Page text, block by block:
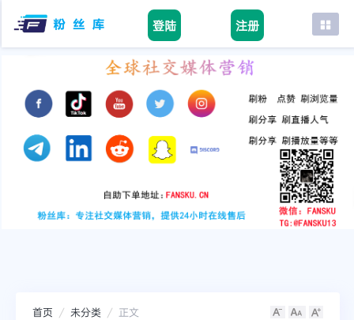
登陆 注册
首页
tiktok
youtube
instagram
首页 未分类 正文